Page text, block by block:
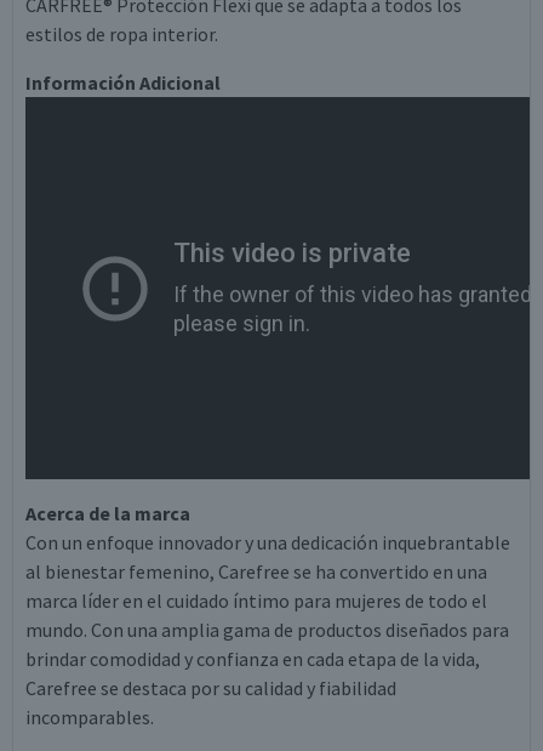
CARFREE® Protección Flexi que se adapta a todos los
estilos de ropa interior.
Información Adicional
Acerca de la marca
Con un enfoque innovador y una dedicación inquebrantable
al bienestar femenino, Carefree se ha convertido en una
marca líder en el cuidado íntimo para mujeres de todo el
mundo. Con una amplia gama de productos diseñados para
brindar comodidad y confianza en cada etapa de la vida,
Carefree se destaca por su calidad y fiabilidad
incomparables.